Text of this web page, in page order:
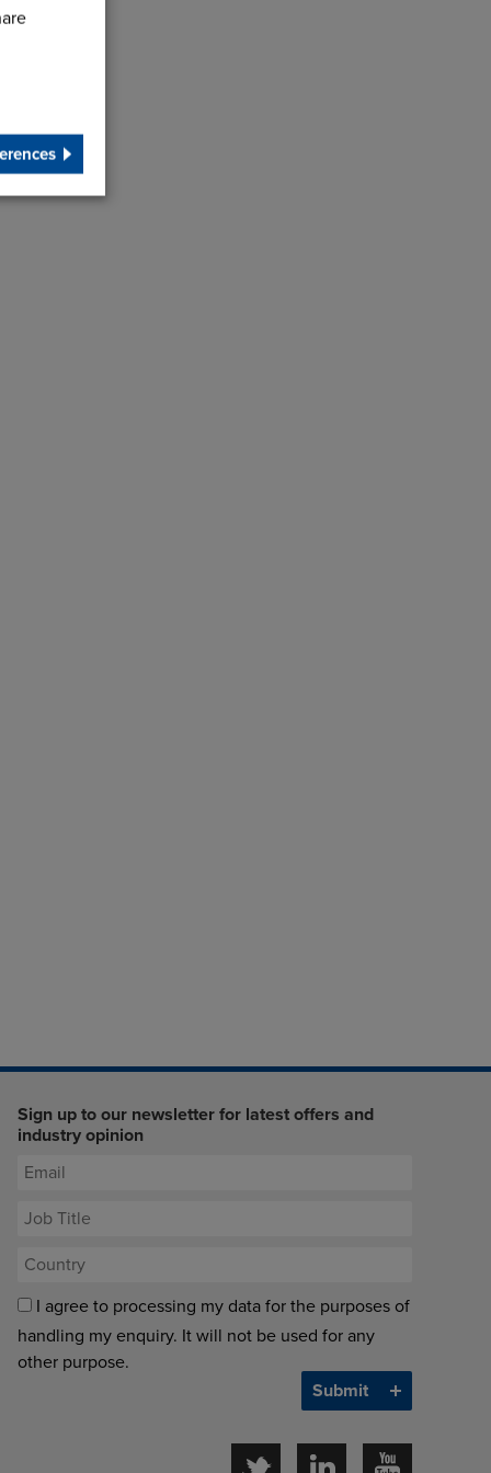
Sign up to our newsletter for latest offers and
industry opinion
I agree to processing my data for the purposes of
handling my enquiry. It will not be used for any
other purpose.